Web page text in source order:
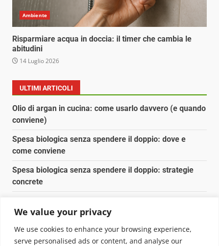
We value your privacy
We use cookies to enhance your browsing experience,
serve personalised ads or content, and analyse our
Ambiente
Risparmiare acqua in doccia: il timer che cambia le
abitudini
14 Luglio 2026
ULTIMI ARTICOLI
Olio di argan in cucina: come usarlo davvero (e quando
conviene)
Spesa biologica senza spendere il doppio: dove e
come conviene
Spesa biologica senza spendere il doppio: strategie
concrete
Pulizia naturale della casa: 3 ingredienti che
sostituiscono 10 prodotti chimici